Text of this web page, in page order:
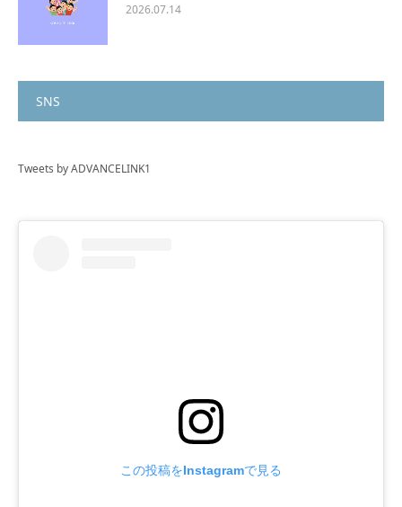
2026.07.14
SNS
Tweets by ADVANCELINK1
この投稿をInstagramで見る